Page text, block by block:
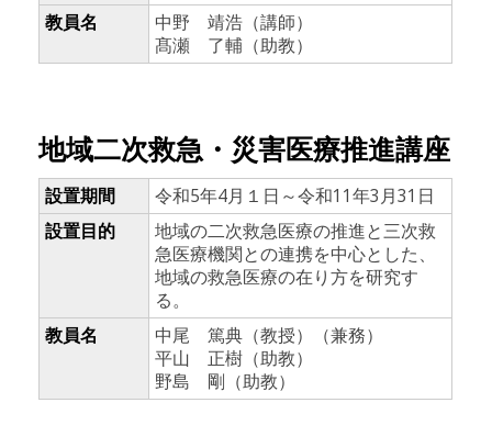
教員名
中野 靖浩（講師）
髙瀬 了輔（助教）
地域二次救急・災害医療推進講座
設置期間
令和5年4月１日～令和11年3月31日
設置目的
地域の二次救急医療の推進と三次救
急医療機関との連携を中心とした、
地域の救急医療の在り方を研究す
る。
教員名
中尾 篤典（教授）（兼務）
平山 正樹（助教）
野島 剛（助教）